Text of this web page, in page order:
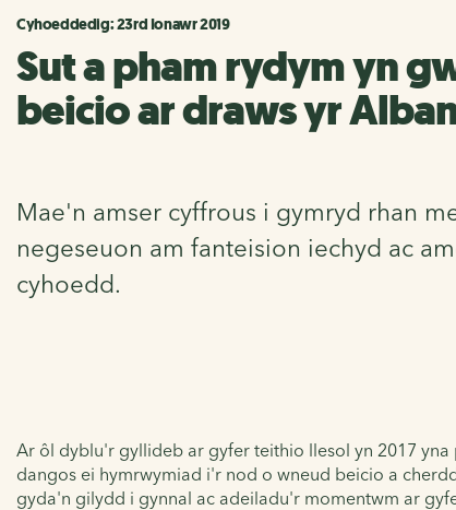
Cyhoeddedig: 23rd Ionawr 2019
Sut a pham rydym yn
beicio ar draws yr
Mae'n amser cyffrous i gymryd rhan
negeseuon am fanteision iechyd ac
cyhoedd.
Ar ôl dyblu'r gyllideb ar gyfer teithio llesol yn 2017
dangos ei hymrwymiad i'r nod o wneud beicio a
gyda'n gilydd i gynnal ac adeiladu'r momentwm ar